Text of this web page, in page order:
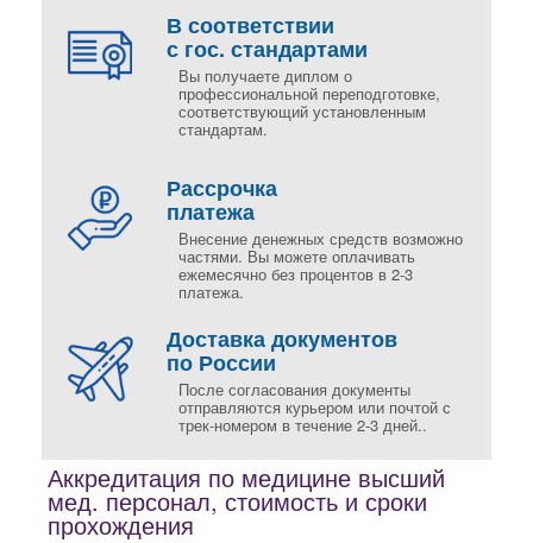
В соответствии
с гос. стандартами
Вы получаете диплом о
профессиональной переподготовке,
соответствующий установленным
стандартам.
Рассрочка
платежа
Внесение денежных средств возможно
частями. Вы можете оплачивать
ежемесячно без процентов в 2-3
платежа.
Доставка документов
по России
После согласования документы
отправляются курьером или почтой с
трек-номером в течение 2-3 дней..
Аккредитация по медицине высший
мед. персонал, стоимость и сроки
прохождения